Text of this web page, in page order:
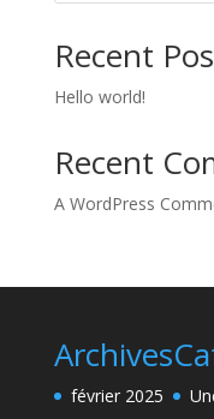
Recent
Hello world!
Recent
A WordPress
Archives
février 2025